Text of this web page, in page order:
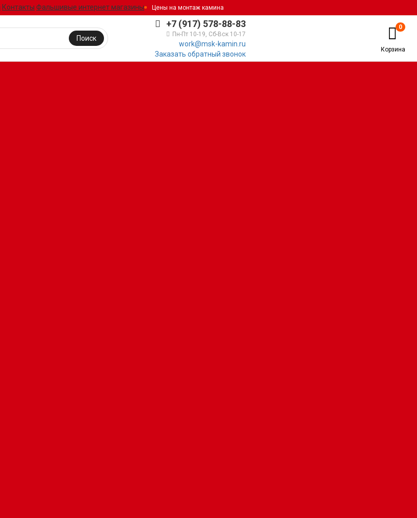
Контакты Фальшивые интернет магазины Цены на монтаж камина
+7 (917) 578-88-83
Пн-Пт 10-19, Сб-Вск 10-17
work@msk-kamin.ru
Заказать обратный звонок
Поиск
0
Корзина